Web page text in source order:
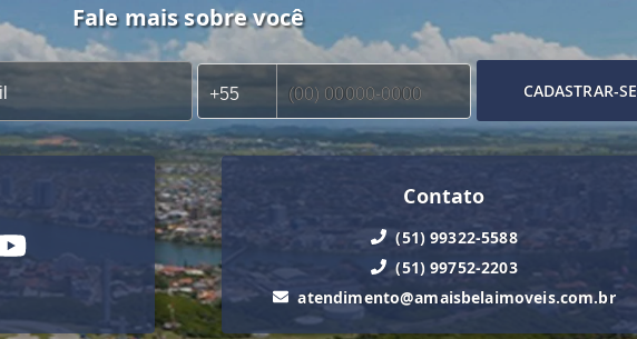
Fale mais sobre você
CADASTRAR-SE
Contato
(51) 99322-5588
(51) 99752-2203
atendimento@amaisbelaimoveis.com.br